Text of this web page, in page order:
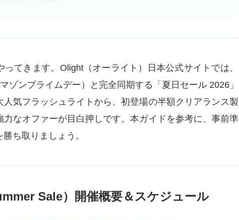
てきます。Olight（オーライト）日本公式サイトでは、
ゾンプライムデー）と完全同期する「夏日セール 2026」
人気フラッシュライトから、初登場の半額クリアランス製
力なオファーが目白押しです。本ガイドを参考に、事前準
ち取りましょう。
Sale）開催概要＆スケジュール